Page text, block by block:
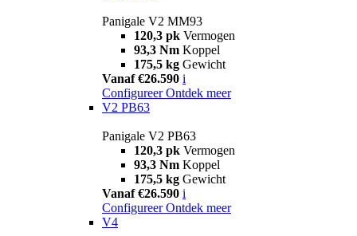
Panigale V2 MM93
120,3 pk Vermogen
93,3 Nm Koppel
175,5 kg Gewicht
Vanaf €26.590 i
Configureer Ontdek meer
V2 PB63
Panigale V2 PB63
120,3 pk Vermogen
93,3 Nm Koppel
175,5 kg Gewicht
Vanaf €26.590 i
Configureer Ontdek meer
V4